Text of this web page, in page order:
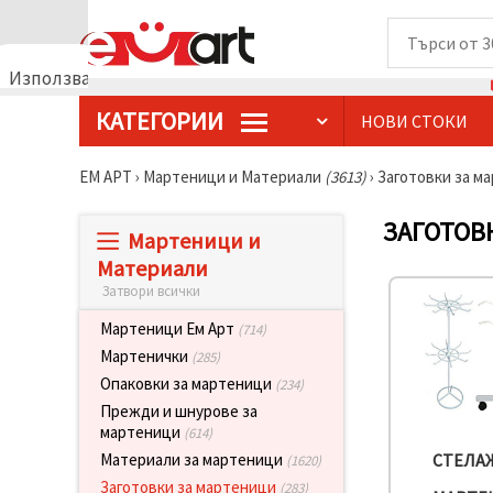
Използваме
бисквитки
Използваме
КАТЕГОРИИ НОВИ СТОКИ
ЕМ АРТ › Мартеници и Материали (3613)› Заготовки за
Мартеници и
Материали
Затвори всички
Мартеници Ем Арт (714)
Мартенички (285)
Опаковки за мартеници (234)
Прежди и шнурове за
мартеници (614)
Материали за мартеници (1620)
Заготовки за мартеници (283)